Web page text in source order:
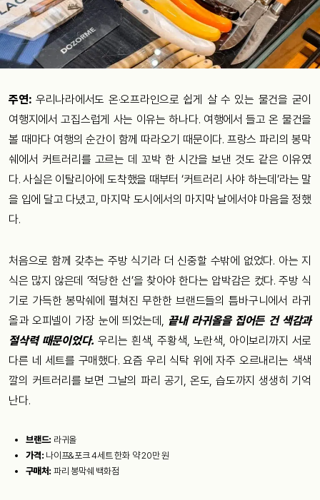
주연: 우리나라에서도 온·오프라인으로 쉽게 살 수 있는 물건을 굳이
여행지에서 고집스럽게 사는 이유는 하나다. 여행에서 들고 온 물건을
볼 때마다 여행의 순간이 함께 따라오기 때문이다. 프랑스 파리의 봉막
쉐에서 커트러리를 고르는 데 꼬박 한 시간을 보낸 것도 같은 이유였
다. 사실은 이탈리아에 도착했을 때부터 ‘커트러리 사야 하는데’라는 말
을 입에 달고 다녔고, 마지막 도시에서의 마지막 날에서야 마음을 정했
다.
처음으로 함께 갖추는 주방 식기라 더 신중할 수밖에 없었다. 아는 지
식은 많지 않은데 ‘적당한 선’을 찾아야 한다는 압박감은 컸다. 주방 식
기로 가득한 봉막쉐에 펼쳐진 무한한 브랜드들의 틈바구니에서 라귀
올과 오피넬이 가장 눈에 띄었는데, 끝내 라귀올을 집어든 건 색감과
절삭력 때문이었다. 우리는 흰색, 주황색, 노란색, 아이보리까지 서로
다른 네 세트를 구매했다. 요즘 우리 식탁 위에 자주 오르내리는 색색
깔의 커트러리를 보면 그날의 파리 공기, 온도, 습도까지 생생히 기억
난다.
브랜드: 라귀올
가격: 나이프&포크 4세트 한화 약 20만 원
구매처: 파리 봉막쉐 백화점